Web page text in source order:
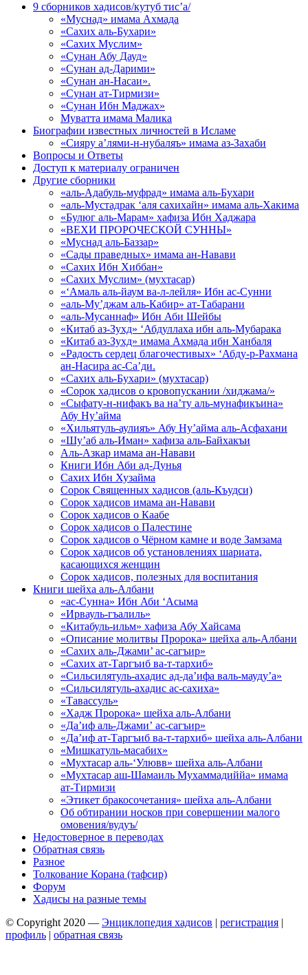
9 сборников хадисов/кутуб тис’а/
«Муснад» имама Ахмада
«Сахих аль-Бухари»
«Сахих Муслим»
«Сунан Абу Дауд»
«Сунан ад-Дарими»
«Сунан ан-Насаи».
«Сунан ат-Тирмизи»
«Сунан Ибн Маджах»
Муватта имама Малика
Биографии известных личностей в Исламе
«Сияру а’лями-н-нубаляъ» имама аз-Захаби
Вопросы и Ответы
Доступ к материалу ограничен
Другие сборники
«аль-Адабуль-муфрад» имама аль-Бухари
«аль-Мустадрак ‘аля сахихайн» имама аль-Хакима
«Булюг аль-Марам» хафиза Ибн Хаджара
«ВЕХИ ПРОРОЧЕСКОЙ СУННЫ»
«Муснад аль-Баззар»
«Сады праведных» имама ан-Навави
«Сахих Ибн Хиббан»
«Сахих Муслим» (мухтасар)
«‘Амаль аль-йаум ва-л-лейля» Ибн ас-Сунни
«аль-Му’джам аль-Кабир» ат-Табарани
«аль-Мусаннаф» Ибн Аби Шейбы
«Китаб аз-Зухд» ‘Абдуллаха ибн аль-Мубарака
«Китаб аз-Зухд» имама Ахмада ибн Ханбаля
«Радость сердец благочестивых» ‘Абду-р-Рахмана
ан-Насира ас-Са’ди.
«Сахих аль-Бухари» (мухтасар)
«Сорок хадисов о кровопускании /хиджама/»
«Сыфату-н-нифакъ ва на’ту аль-мунафикъина»
Абу Ну’айма
«Хильятуль-аулияъ» Абу Ну’айма аль-Асфахани
«Шу’аб аль-Иман» хафиза аль-Байхакъи
Аль-Азкар имама ан-Навави
Книги Ибн Аби ад-Дунья
Сахих Ибн Хузайма
Сорок Священных хадисов (аль-Къудси)
Сорок хадисов имама ан-Навави
Сорок хадисов о Каабе
Сорок хадисов о Палестине
Сорок хадисов о Чёрном камне и воде Замзама
Сорок хадисов об установлениях шариата,
касающихся женщин
Сорок хадисов, полезных для воспитания
Книги шейха аль-Албани
«ас-Сунна» Ибн Аби ‘Асыма
«Ирвауль-гъалиль»
«Китабуль-ильм» хафиза Абу Хайсама
«Описание молитвы Пророка» шейха аль-Албани
«Сахих аль-Джами’ ас-сагъир»
«Сахих ат-Таргъиб ва-т-тархиб»
«Сильсилятуль-ахадис ад-да’ифа валь-мауду’а»
«Сильсилятуль-ахадис ас-сахиха»
«Тавассуль»
«Хадж Пророка» шейха аль-Албани
«Да’иф аль-Джами’ ас-сагъир»
«Да’иф ат-Таргъиб ва-т-тархиб» шейха аль-Албани
«Мишкатуль-масабих»
«Мухтасар аль-‘Улювв» шейха аль-Албани
«Мухтасар аш-Шамаиль Мухаммадиййа» имама
ат-Тирмизи
«Этикет бракосочетания» шейха аль-Албани
Об обтирании носков при совершении малого
омовения/вудуъ/
Недостоверное в переводах
Обратная связь
Разное
Толкование Корана (тафсир)
Форум
Хадисы на разные темы
© Copyright 2020 — Энциклопедия хадисов | регистрация |
профиль | обратная связь